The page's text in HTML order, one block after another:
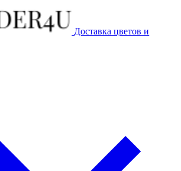
Доставка цветов и